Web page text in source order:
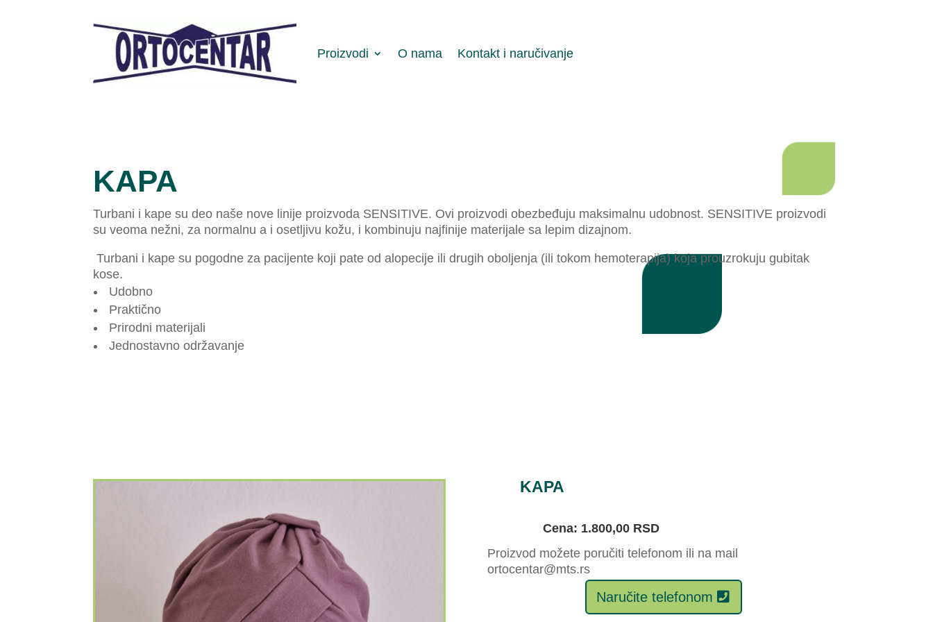
Proizvodi O nama Kontakt i naručivanje
KAPA
Turbani i kape su deo naše nove linije proizvoda SENSITIVE. Ovi proizvodi obezbeđuju maksimalnu udobnost. SENSITIVE proizvodi
su veoma nežni, za normalnu a i osetljivu kožu, i kombinuju najfinije materijale sa lepim dizajnom.
Turbani i kape su pogodne za pacijente koji pate od alopecije ili drugih oboljenja (ili tokom hemoterapija) koja prouzrokuju gubitak
kose.
Udobno
Praktično
Prirodni materijali
Jednostavno održavanje
KAPA
Cena: 1.800,00 RSD
Proizvod možete poručiti telefonom ili na mail
ortocentar@mts.rs
Naručite telefonom